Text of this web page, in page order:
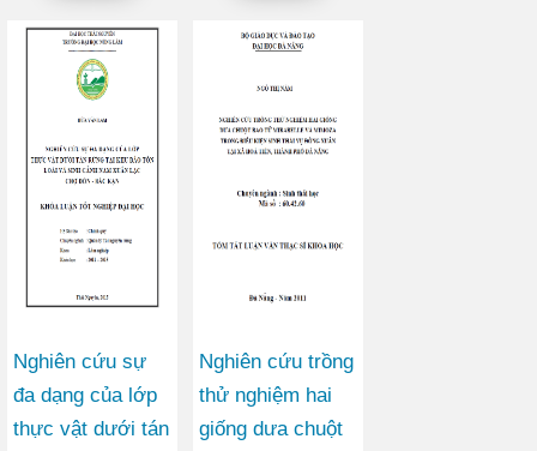
huyện Đại Từ
Tỉnh Thái Nguyên
bảo tồn
Nghiên cứu sự
đa dạng của lớp
thực vật dưới tán
Nghiên cứu trồng
thử nghiệm hai
giống dưa chuột